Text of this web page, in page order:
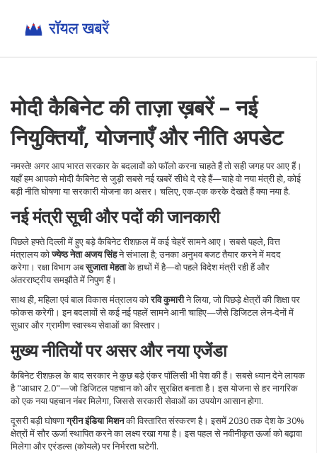
मोदी कैबिनेट की ताज़ा ख़बरें – नई
नियुक्तियाँ, योजनाएँ और नीति अपडेट
नमस्ते! अगर आप भारत सरकार के बदलावों को फॉलो करना चाहते हैं तो सही जगह पर आए हैं।
यहाँ हम आपको मोदी कैबिनेट से जुड़ी सबसे नई खबरें सीधे दे रहे हैं—चाहे वो नया मंत्री हो, कोई
बड़ी नीति घोषणा या सरकारी योजना का असर। चलिए, एक‑एक करके देखते हैं क्या नया है.
नई मंत्री सूची और पदों की जानकारी
पिछले हफ्ते दिल्ली में हुए बड़े कैबिनेट रीशफ़ल में कई चेहरें सामने आए। सबसे पहले, वित्त
मंत्रालय कोज्येष्ठ नेता अजय सिंहने संभाला है; उनका अनुभव बजट तैयार करने में मदद
करेगा। रक्षा विभाग अबसुजाता मेहताके हाथों में है—वो पहले विदेश मंत्री रही हैं और
अंतरराष्ट्रीय समझौते में निपुण हैं।
साथ ही, महिला एवं बाल विकास मंत्रालय कोरवि कुमारीने लिया, जो पिछड़े क्षेत्रों की शिक्षा पर
फोकस करेगी। इन बदलावों से कई नई पहलें सामने आनी चाहिए—जैसे डिजिटल लेन‑देनों में
सुधार और ग्रामीण स्वास्थ्य सेवाओं का विस्तार।
मुख्य नीतियों पर असर और नया एजेंडा
कैबिनेट रीशफ़ल के बाद सरकार ने कुछ बड़े एंकर पॉलिसी भी पेश की हैं। सबसे ध्यान देने लायक
है "आधार 2.0"—जो डिजिटल पहचान को और सुरक्षित बनाता है। इस योजना से हर नागरिक
को एक नया पहचान नंबर मिलेगा, जिससे सरकारी सेवाओं का उपयोग आसान होगा.
दूसरी बड़ी घोषणाग्रीन इंडिया मिशनकी विस्तारित संस्करण है। इसमें 2030 तक देश के 30%
क्षेत्रों में सौर ऊर्जा स्थापित करने का लक्ष्य रखा गया है। इस पहल से नवीनीकृत ऊर्जा को बढ़ावा
मिलेगा और एरंडल्स (कोयले) पर निर्भरता घटेगी.